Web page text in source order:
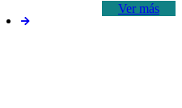
Ver más